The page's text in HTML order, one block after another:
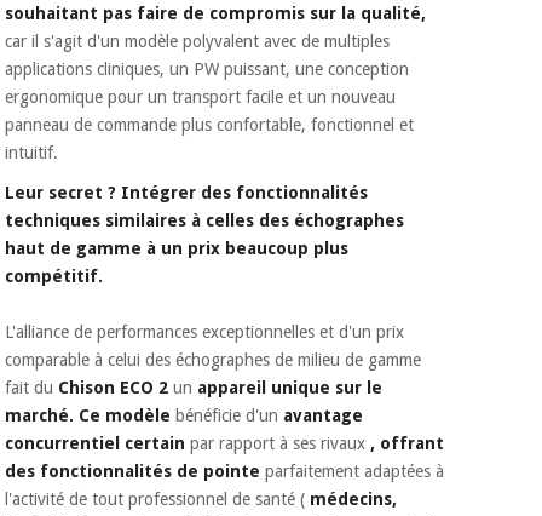
Instruments
chirurgicaux
(déstockage)
souhaitant pas faire de compromis sur la qualité,
car il s'agit d'un modèle polyvalent avec de multiples
applications cliniques, un PW puissant, une conception
ergonomique pour un transport facile et un nouveau
panneau de commande plus confortable, fonctionnel et
intuitif.
Leur secret ? Intégrer des fonctionnalités
techniques similaires à celles des échographes
haut de gamme à un prix beaucoup plus
compétitif.
L'alliance de performances exceptionnelles et d'un prix
comparable à celui des échographes de milieu de gamme
fait du Chison ECO 2 un appareil unique sur le
marché. Ce modèle bénéficie d'un avantage
concurrentiel certain par rapport à ses rivaux , offrant
des fonctionnalités de pointe parfaitement adaptées à
l'activité de tout professionnel de santé ( médecins,